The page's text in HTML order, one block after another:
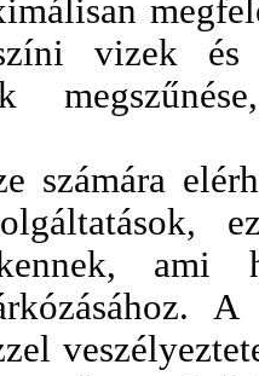
vizek és
számára
ami
A